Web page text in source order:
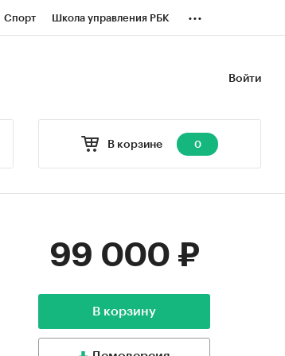
Спорт Школа управления РБК ...
Войти
В корзине 0
99 000 ₽
В корзину